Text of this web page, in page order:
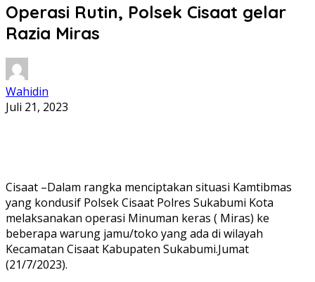
Operasi Rutin, Polsek Cisaat gelar
Razia Miras
Wahidin
Juli 21, 2023
Cisaat –Dalam rangka menciptakan situasi Kamtibmas
yang kondusif Polsek Cisaat Polres Sukabumi Kota
melaksanakan operasi Minuman keras ( Miras) ke
beberapa warung jamu/toko yang ada di wilayah
Kecamatan Cisaat Kabupaten Sukabumi.Jumat
(21/7/2023).